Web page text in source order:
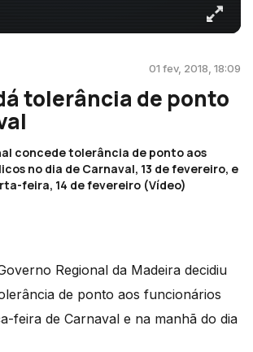
01 fev, 2018, 18:09
tolerância de ponto
concede tolerância de ponto aos
no dia de Carnaval, 13 de fevereiro, e
feira, 14 de fevereiro (Vídeo)
Regional da Madeira decidiu
de ponto aos funcionários
feira de Carnaval e na manhã do dia